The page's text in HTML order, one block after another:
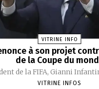
VITRINE INFO
à son projet
de la Coupe du
de la FIFA, Gianni
VITRINE INFOS